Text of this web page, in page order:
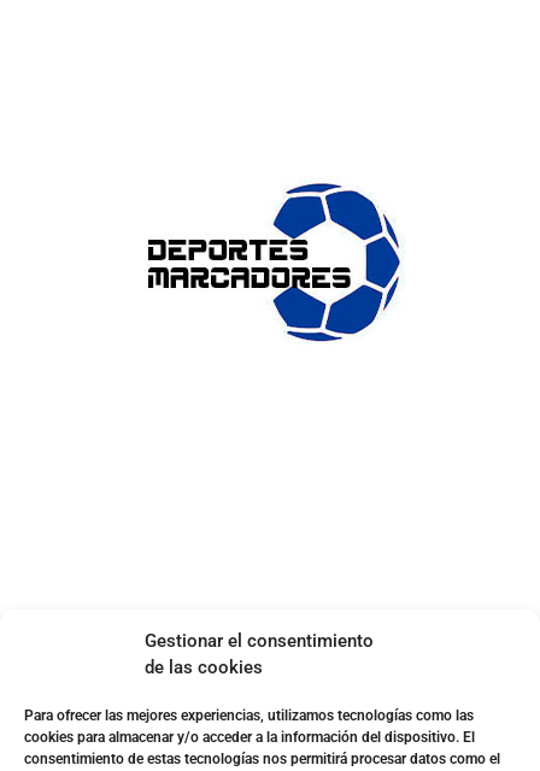
Gestionar el consentimiento
de las cookies
Para ofrecer las mejores experiencias, utilizamos tecnologías como las
cookies para almacenar y/o acceder a la información del dispositivo. El
consentimiento de estas tecnologías nos permitirá procesar datos como el
Apuesta con responsabilidad